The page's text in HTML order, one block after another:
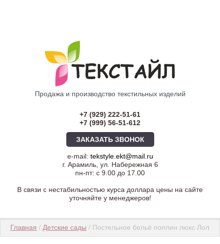
Продажа и производство текстильных изделий
+7 (929) 222-51-61
+7 (999) 56-51-612
ЗАКАЗАТЬ ЗВОНОК
e-mail: tekstyle.ekt@mail.ru
г. Арамиль, ул. Набережная 6
пн-пт: с 9.00 до 17.00
В связи с нестабильностью курса доллара цены на сайте
уточняйте у менеджеров!
Главная / Детские сады / Постельное бельё поплин люкс Лолли